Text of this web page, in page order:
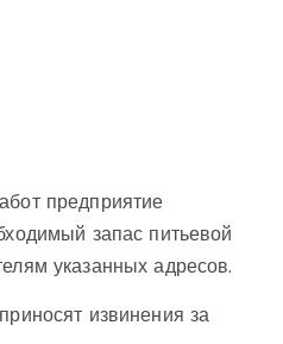
предприятие
запас питьевой
указанных адресов.
извинения за